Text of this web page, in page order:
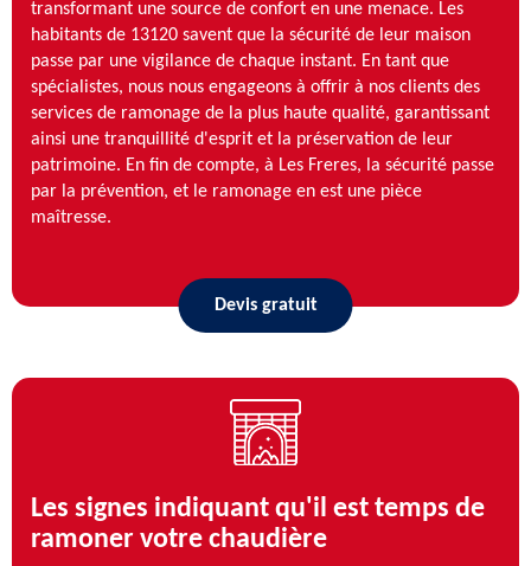
transformant une source de confort en une menace. Les
habitants de 13120 savent que la sécurité de leur maison
passe par une vigilance de chaque instant. En tant que
spécialistes, nous nous engageons à offrir à nos clients des
services de ramonage de la plus haute qualité, garantissant
ainsi une tranquillité d'esprit et la préservation de leur
patrimoine. En fin de compte, à Les Freres, la sécurité passe
par la prévention, et le ramonage en est une pièce
maîtresse.
Devis gratuit
Les signes indiquant qu'il est temps de
ramoner votre chaudière